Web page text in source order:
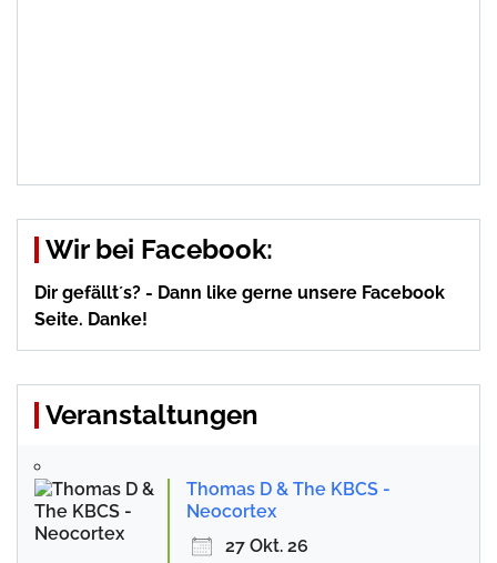
Wir bei Facebook:
Dir gefällt´s? - Dann like gerne unsere Facebook
Seite. Danke!
Veranstaltungen
Thomas D & The KBCS -
Neocortex
27 Okt. 26